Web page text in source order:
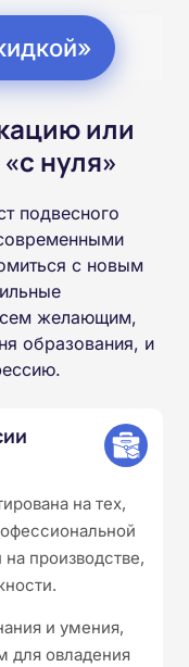
или
нуля»
подвесного
с новым
желающим,
образования, и
на тех,
производстве,
и умения,
для овладения